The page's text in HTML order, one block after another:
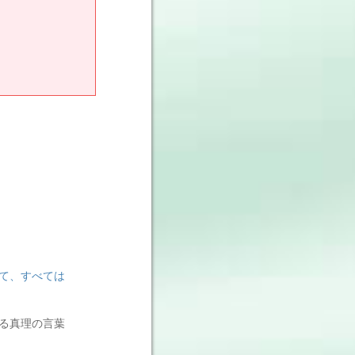
、すべては
真理の言葉